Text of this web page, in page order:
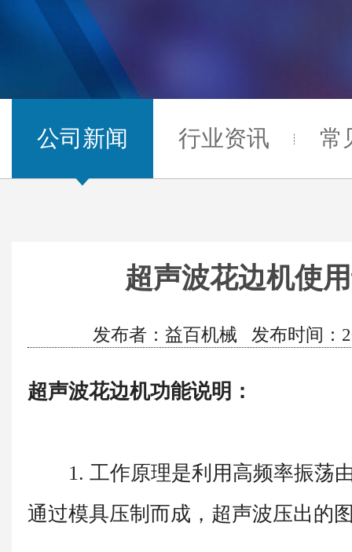
公司新闻 行业资讯 常
超声波花边机使
发布者：益百机械 发布时间：
超声波花边机功能说明：
1. 工作原理是利用高频率振荡
通过模具压制而成，超声波压出的